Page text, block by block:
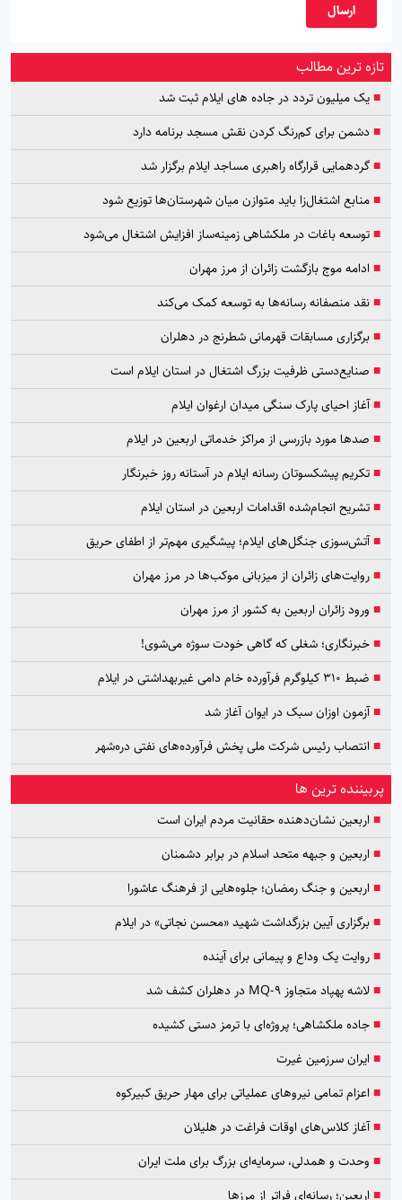
ارسال
تازه ترین مطالب
■یک میلیون تردد در جاده های ایلام ثبت شد
■دشمن برای کم‌رنگ کردن نقش مسجد برنامه دارد
■گردهمایی قرارگاه راهبری مساجد ایلام برگزار شد
■منابع اشتغال‌زا باید متوازن میان شهرستان‌ها توزیع شود
■توسعه باغات در ملکشاهی زمینه‌ساز افزایش اشتغال می‌شود
■ ادامه موج بازگشت زائران از مرز مهران
■نقد منصفانه رسانه‌ها به توسعه کمک می‌کند
■برگزاری مسابقات قهرمانی شطرنج در دهلران
■ صنایع‌دستی ظرفیت بزرگ اشتغال در استان ایلام است
■آغاز احیای پارک سنگی میدان ارغوان ایلام
■ صدها مورد بازرسی از مراکز خدماتی اربعین در ایلام
■تکریم پیشکسوتان رسانه ایلام در آستانه روز خبرنگار
■تشریح انجام‌شده اقدامات اربعین در استان ایلام
■آتش‌سوزی جنگل‌های ایلام؛ پیشگیری مهم‌تر از اطفای حریق
■روایت‌های زائران از میزبانی موکب‌ها در مرز مهران
■ ورود زائران اربعین به کشور از مرز مهران
■خبرنگاری؛ شغلی که گاهی خودت سوژه می‌شوی!
■ ضبط ۳۱۰ کیلوگرم فرآورده خام دامی غیربهداشتی در ایلام
■آزمون اوزان سبک در ایوان آغاز شد
■ انتصاب رئیس شرکت ملی پخش فرآورده‌های نفتی دره‌شهر
پربیننده ترین ها
■ اربعین نشان‌دهنده حقانیت مردم ایران است
■ اربعین و جبهه متحد اسلام در برابر دشمنان
■ اربعین و جنگ رمضان؛ جلوه‌هایی از فرهنگ عاشورا
■برگزاری آیین بزرگداشت شهید «محسن نجاتی» در ایلام
■روایت یک وداع و پیمانی برای آینده
■لاشه پهپاد متجاوز MQ-9 در دهلران کشف شد
■جاده ملکشاهی؛ پروژه‌ای با ترمز دستی کشیده
■ ایران سرزمین غیرت
■ اعزام تمامی نیروهای عملیاتی برای مهار حریق کبیرکوه
■آغاز کلاس‌های اوقات فراغت در هلیلان
■ وحدت و همدلی، سرمایه‌ای بزرگ برای ملت ایران
■ اربعین؛ رسانه‌ای فراتر از مرزها